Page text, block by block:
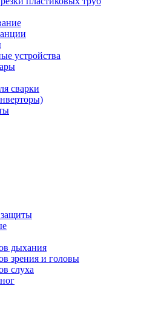
устройства
сварки
защиты
дыхания
зрения и головы
слуха